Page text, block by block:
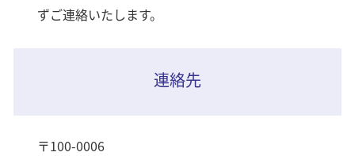
ずご連絡いたします。
連絡先
〒100-0006